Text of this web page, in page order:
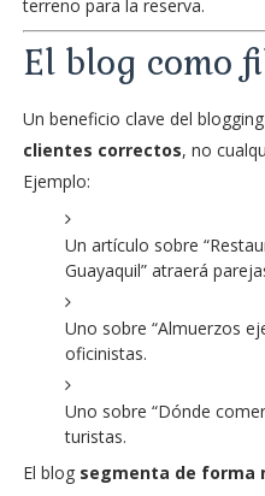
terreno para la reserva.
El blog como
Un beneficio clave del
clientes correctos, no
Ejemplo:
Un artículo sobre
Guayaquil” atraerá
Uno sobre “Almuerzos
oficinistas.
Uno sobre “Dónde
turistas.
El blog segmenta de forma